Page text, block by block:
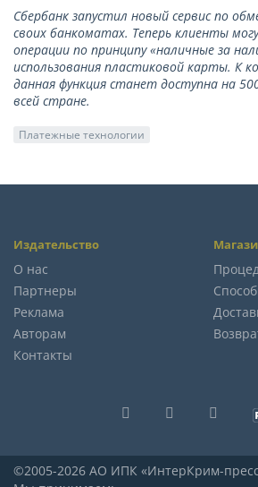
Сбербанк запустил новый сервис по
своих банкоматах. Теперь клиенты
операции по принципу «наличные за
использования пластиковой карты. К
данная функция станет доступна на
всей стране.
Платежные технологии
Издательство
О нас
Партнеры
Реклама
Авторам
Контакты
©2005-2026 АО ИПК «ИнтерКрим-